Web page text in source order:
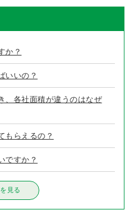
か？
いいの？
、各社面積が違うのはなぜ
もらえるの？
ですか？
見る